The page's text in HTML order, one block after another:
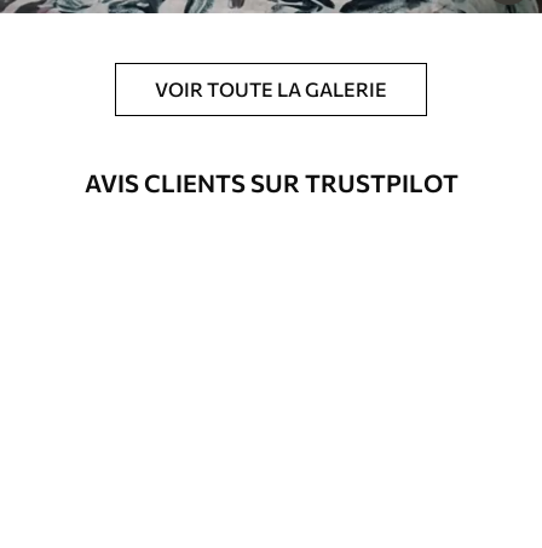
VOIR TOUTE LA GALERIE
AVIS CLIENTS SUR TRUSTPILOT